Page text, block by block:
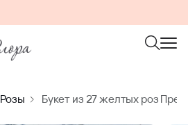
Розы Букет из 27 желтых роз